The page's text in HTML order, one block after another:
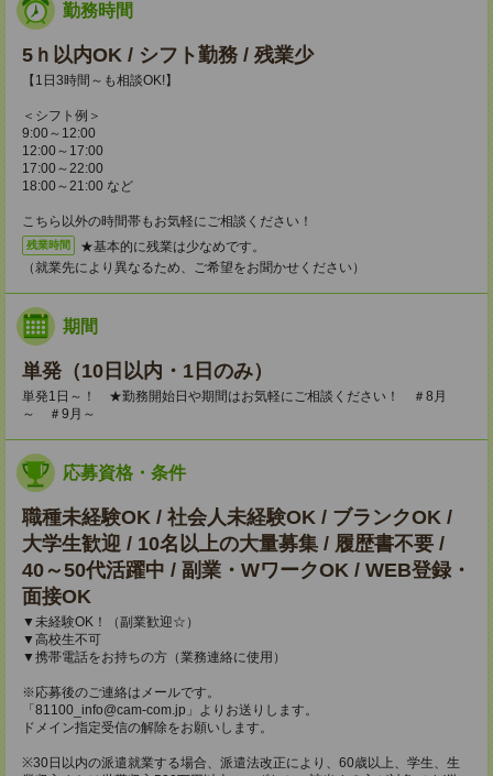
勤務時間
5ｈ以内OK / シフト勤務 / 残業少
【1日3時間～も相談OK!】
＜シフト例＞
9:00～12:00
12:00～17:00
17:00～22:00
18:00～21:00 など
こちら以外の時間帯もお気軽にご相談ください！
残業時間
★基本的に残業は少なめです。
（就業先により異なるため、ご希望をお聞かせください）
期間
単発（10日以内・1日のみ）
単発1日～！ ★勤務開始日や期間はお気軽にご相談ください！ ＃8月
～ ＃9月～
応募資格・条件
職種未経験OK / 社会人未経験OK / ブランクOK /
大学生歓迎 / 10名以上の大量募集 / 履歴書不要 /
40～50代活躍中 / 副業・WワークOK / WEB登録・
面接OK
▼未経験OK！（副業歓迎☆）
▼高校生不可
▼携帯電話をお持ちの方（業務連絡に使用）
※応募後のご連絡はメールです。
「81100_info@cam-com.jp」よりお送りします。
ドメイン指定受信の解除をお願いします。
※30日以内の派遣就業する場合、派遣法改正により、60歳以上、学生、生